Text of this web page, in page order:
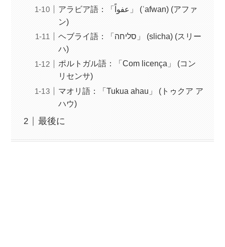
アラビア語：「عفواً」 (ʿafwan) (アファ
ン)
ヘブライ語：「סליחה」 (slicha) (スリー
ハ)
ポルトガル語：「Com licença」 (コン
リセンサ)
マオリ語：「Tukua ahau」 (トゥクア ア
ハウ)
最後に